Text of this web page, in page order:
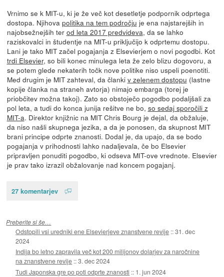
Vrnimo se k MIT-u, ki je že več kot desetletje podpornik odprtega
dostopa. Njihova politika na tem področju je ena najstarejših in
najobsežnejših ter od leta 2017 predvideva, da se lahko
raziskovalci in študentje na MIT-u priključijo k odprtemu dostopu.
Lani je tako MIT začel pogajanja z Elsevierjem o novi pogodbi. Kot
trdi Elsevier, so bili konec minulega leta že zelo blizu dogovoru, a
se potem glede nekaterih točk nove politike niso uspeli poenotiti.
Med drugim je MIT zahteval, da članki v zelenem dostopu (lastne
kopije članka na straneh avtorja) nimajo embarga (torej je
priobčitev možna takoj). Zato so obstoječo pogodbo podaljšali za
pol leta, a tudi do konca junija rešitve ne bo, so sedaj sporočili z
MIT-a. Direktor knjižnic na MIT Chris Bourg je dejal, da obžaluje,
da niso našli skupnega jezika, a da je ponosen, da skupnost MIT
brani principe odprte znanosti. Dodal je, da upajo, da se bodo
pogajanja v prihodnosti lahko nadaljevala, če bo Elsevier
pripravljen ponuditi pogodbo, ki odseva MIT-ove vrednote. Elsevier
je prav tako izrazil obžalovanje nad koncem pogajanj.
27 komentarjev
Preberite si še…
Odstopili vsi uredniki ene Elsevierjeve znanstvene revije ::31. dec
2024
Indija bo letno zapravila več kot 200 milijonov dolarjev za naročnine
na znanstvene revije ::3. dec 2024
Tudi Japonska gre po poti odprte znanosti :: 1. jun 2024